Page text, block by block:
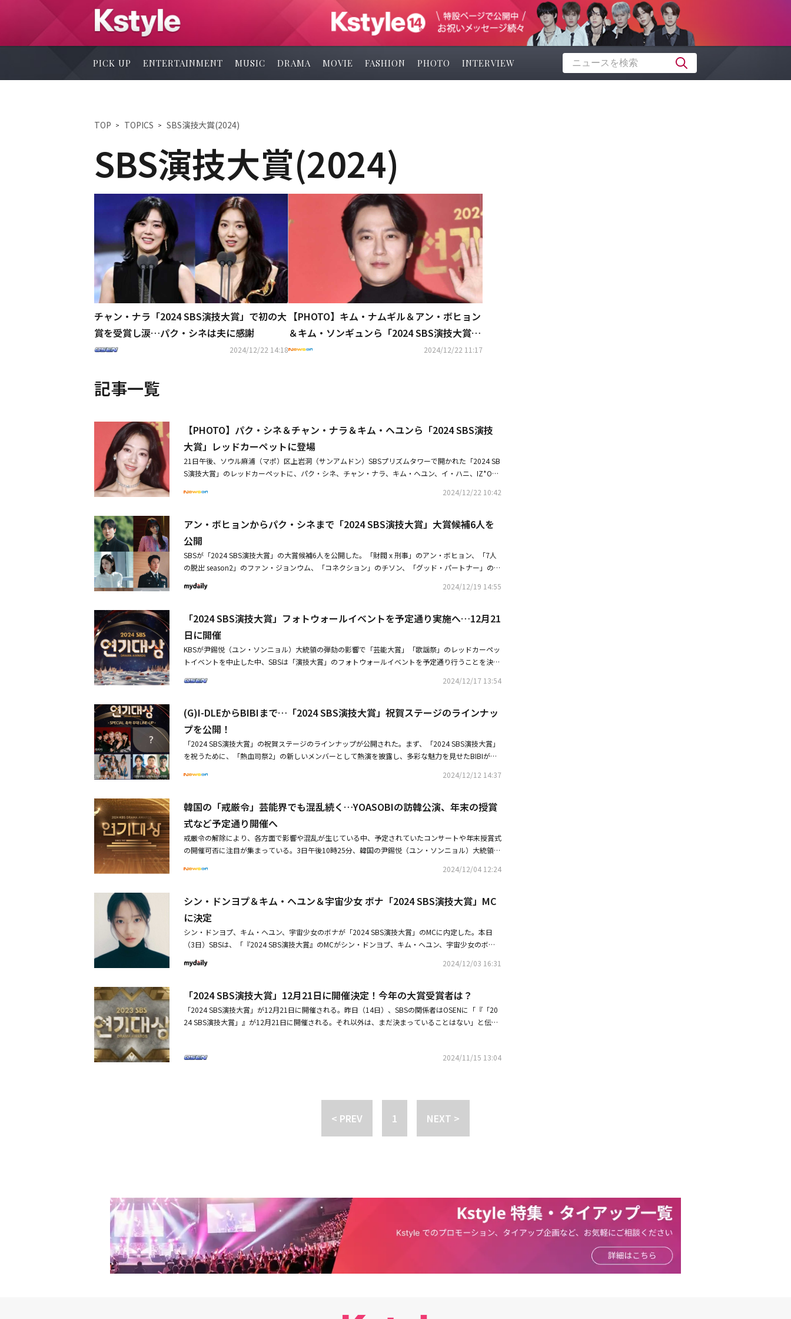
PICK UP ENTERTAINMENT MUSIC DRAMA MOVIE FASHION PHOTO INTERVIEW
TOP TOPICS SBS演技大賞(2024)
SBS演技大賞(2024)
チャン・ナラ「2024 SBS演技大賞」で初の大
賞を受賞し涙…パク・シネは夫に感謝
2024/12/22 14:18
【PHOTO】キム・ナムギル＆アン・ボヒョン
＆キム・ソンギュンら「2024 SBS演技大賞」
レッドカーペットに登場
2024/12/22 11:17
記事一覧
【PHOTO】パク・シネ＆チャン・ナラ＆キム・ヘユンら「2024 SBS演技
大賞」レッドカーペットに登場
21日午後、ソウル麻浦（マポ）区上岩洞（サンアムドン）SBSプリズムタワーで開かれた「2024 SB
S演技大賞」のレッドカーペットに、パク・シネ、チャン・ナラ、キム・ヘユン、イ・ハニ、IZ*ONE
女のボナ、ハン・ジェイ、キム・ジェファ、キム・ヘファ、ユン・サボン、チェ・ユジュ、イ・シ
ギュンら「2024 SBS演技大賞」レッドカーペットに登場・アン・ボヒョンからパク・シネまで「20
24 SBS演技大賞」大賞候補6人を公開
2024/12/22 10:42
アン・ボヒョンからパク・シネまで「2024 SBS演技大賞」大賞候補6人を
公開
SBSが「2024 SBS演技大賞」の大賞候補6人を公開した。「財閥 x 刑事」のアン・ボヒョン、「7人
の脱出 season2」のファン・ジョンウム、「コネクション」のチソン、「グッド・パートナー」のチ
栄光の主人公たちだ。まず、2024年の始まりを華やかに飾った「財閥 x 刑事」のアン・ボヒョンが
を強固にした彼は、刑事かつ財閥家出身という独特な設定を通じて、キャラクターの特徴を生かし、
シーズン2に対して視聴者の求めていたシーンを見事に演じきった。続いて、「7人の脱出 season
2」でファン・ジョンウムは、たった8話の出演にもかかわらず、強烈なイメージチェンジを披露
し、大賞候補にノミネートされる勢いを見せた。前シーズンの「7人の脱出」で絶対悪であるマシュ
ー・リー（オム・ギジュン）の助力者として視聴者の怒りを誘う悪役の演技を披露した彼女は、今作
では自分の過ちを受け入れ、自身を含む悪人を断罪する審判者メドゥーサに扮し、凄絶な記憶に残る
ス刑事チャン・ジェギョン役を演じた彼は、執拗で正義感溢れる警察と麻薬中毒者の両面性を深みの
ある表現で演じ、称賛を受けた。特に、短いエピソード型の作品が人気を集めるこの頃、しっかりと
ストーリーが練られた追跡劇である「コネクション」は日々視聴率を上昇させ、14.8%（以下、視聴
率調査会社ニールセン・コリアの首都圏基準）の自己最高視聴率で終えることができたのは、チソン
かせないのは、チャン・ナラの大活躍だ。「明朗少女成功記」で高い人気を博したチャン・ナラは、
功させ、視聴率製造機という名声を浴びた。「グッド・パートナー」で離婚が天職のスター弁護士の
チャ・ウンギョン役を演じた彼女は、今まで見せたことのない冷徹な眼差しとカリスマ性を披露し、
視聴者を魅了した。特に、スター離婚弁護士として離婚を自ら経験することになったチャ・ウンギョ
ンの内面と幅広い感情変化を繊細に表現したチャン・ナラの活躍で、「グッド・パートナー」は18.
7%という今年のSBSドラマ最高視聴率を記録することができた。SBSが野心的に披露した「悪魔な
カノジョは裁判官」は、パク・シネのイメージチェンジで話題を呼んだ。これまで清純で明るいが、
どこか切なく気の毒なキャラクターを主に演じてきた彼女は、「悪魔なカノジョは裁判官」で邪悪だ
ラマというユニークな設定の同作で、「目には目を、歯には歯を」のように人々を裁き、痛快なスト
ーリーを届けたパク・シネは、これまで見せたことのない華やかなアクション、鮮やかな衣装、悪童
のような一面まで幅広く披露し、視聴者たちの心を晴らした。視聴者たちも13.7%という高い視聴率
で応え、彼女の演技を絶賛した。最後に「熱血司祭2」のキム・ナムギルが、大賞候補として名を連
ねた。SBS金土ドラマの先駆けとなった作品である「熱血司祭」のシーズン2で、約5年ぶりに帰って
きた彼は、相変わらずの憤怒調節障害、強迫性障害などを持っている国家情報院対テロ特殊チーム要
後、今まで2桁の視聴率を維持しながら放送中だ。この背景には、真剣な姿からコミカルな姿まで、
体当たりのアクション演技とキャラクターを魅力的に披露したキム・ナムギルの活躍があった。ま
た、シーズン1の旧ベンジャーズのメンバーたちとシーズン2で合流した新たなキャラクター、ヴィ
大賞」に対する関心が高まる中、今回の番組MCはシン・ドンヨプ、キム・ヘユン、キム・ジヨンが
2024/12/19 14:55
「2024 SBS演技大賞」フォトウォールイベントを予定通り実施へ…12月21
日に開催
KBSが尹錫悦（ユン・ソンニョル）大統領の弾劾の影響で「芸能大賞」「歌謡祭」のレッドカーペッ
トイベントを中止した中、SBSは「演技大賞」のフォトウォールイベントを予定通り行うことを決定
が21日（土）午後8時35分に生配信される」とし「これに先立ち、授賞式のフォトウォールを行う予
ッドカーペットイベントは別途行わず、フォトウォールイベントのみを行う予定だ。これに対し、K
BSは「芸能大賞」と「歌謡祭」のレッドカーペットイベントを行わないと伝えている。
2024/12/17 13:54
(G)I-DLEからBIBIまで…「2024 SBS演技大賞」祝賀ステージのラインナッ
プを公開！
「2024 SBS演技大賞」の祝賀ステージのラインナップが公開された。まず、「2024 SBS演技大賞」
を祝うために、「熱血司祭2」の新しいメンバーとして熱演を披露し、多彩な魅力を見せたBIBIが、
と一緒にコラボステージを披露する。彼らは今年、韓国国内外の音楽配信プラットフォームで1位を
ットなダンスチームLa Chicaが、演技大賞のグランドオープニングショーを開く。La Chicaはaespa
の「Whiplash」「Supernova」、IVEの「I AM」などの振付を手掛け、最新トレンドを引っ張ってい
るダンスチームだ。彼女たちは、演技大賞ならではの創作キャロルダンスで雰囲気を盛り上げる予定
だ。また、今年1年間を輝かせた人気ガールズグループ(G)I-DLEの祝賀公演も予定されている。「20
24 MelOn Music Awards（MMA）」で「今年のレコード」を受賞した彼女たちは、発売する曲ごとに
メガヒットを記録した音源強者だ。中毒性の強い「Super Lady」から「Fate」のステージまで、ヒ
上がり、来年度放映されるドラマを予告するのか、好奇心がくすぐられる。シン・ドンヨプ、キム・
ヘユン、キム・ジヨンのMCで行われる「2024 SBS演技大賞」は、12月21日午後8時35分から生放送
される。
2024/12/12 14:37
韓国の「戒厳令」芸能界でも混乱続く…YOASOBIの訪韓公演、年末の授賞
式など予定通り開催へ
戒厳令の解除により、各方面で影響や混乱が生じている中、予定されていたコンサートや年末授賞式
の開催可否に注目が集まっている。3日午後10時25分、韓国の尹錫悦（ユン・ソンニョル）大統領が
尹錫悦大統領は4日午前4時30分頃、戒厳令を解除すると発表した。混乱した状況が続く中、芸能界
されている中、一部のスケジュールは中止が発表されている。本日（4日）予定されていたソ・ヒョ
ンジン、キム・スヒョンなどの主要スケジュールがキャンセルとなり、地上波放送局の朝の番組も相
次いで欠番した。一方で、本日午後に予定されているMBC MUSIC「SHOW CHAMPION」は予定通り
生放送で行われる。特に現在は多くのコンサートや授賞式が予定されている。地上波3局も演技大
賞、芸能大賞、歌謡大賞など、各分野の授賞式とイベントのために万全の準備をしていた状況だ。戒
厳令の宣布により、地上波3局の授賞式が相次いで中止される危機はあったが、戒厳令の解除によ
り行われ、INFINITEのソウルコンサート、Dynamic Duoのソウルコンサートも予定通り開催されると
報じられている。歌手のイ・スンファンは、戒厳令をうけて本日と明日のコンサートを中止すると発
表したが、その後、戒厳令が解除されたことにより、予定通り開催することを改めて発表した。・韓
2024/12/04 12:24
シン・ドンヨプ＆キム・ヘユン＆宇宙少女 ボナ「2024 SBS演技大賞」MC
に決定
シン・ドンヨプ、キム・ヘユン、宇宙少女のボナが「2024 SBS演技大賞」のMCに内定した。本日
（3日）SBSは、「『2024 SBS演技大賞』のMCがシン・ドンヨプ、キム・ヘユン、宇宙少女のボナ
る。2017年から8年連続で、同授賞式の進行を務めているタレントのシン・ドンヨプと息を合わせる
した彼女が、MCとしてどのような活躍を見せるのか期待が集まる。彼女は次回作にSBS新ドラマ
「今日から"ニンゲン"に転身しました」を通じて視聴者に出会う予定だ。またボナも、2024年TVING
オリジナルシリーズ「ピラミッドゲーム」で存在を多くの人々にアピールした。2025年放送予定のS
め、すでにドラマファンから多くの注目が集まっている。
2024/12/03 16:31
「2024 SBS演技大賞」12月21日に開催決定！今年の大賞受賞者は？
「2024 SBS演技大賞」が12月21日に開催される。昨日（14日）、SBSの関係者はOSENに「『「20
24 SBS演技大賞」』が12月21日に開催される。それ以外は、まだ決まっていることはない」と伝え
く、12月29日の開催を知らせた。今年も昨年に続き、12月31日の開催ではなく、12月21日の開催を
ン・ナラ、パク・シネ、キム・ナムギルなどが注目されている。
2024/11/15 13:04
< PREV 1 NEXT >